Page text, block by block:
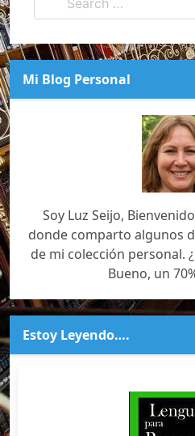
Mi Blog Personal
Soy Luz Seijo,
donde comparto algunos
de mi colección personal.
Bueno, un
Estoy Leyendo….